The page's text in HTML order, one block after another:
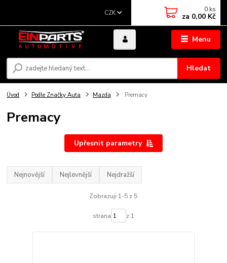
Menu
CZK
Hledat
0 ks
za 0,00 Kč
Úvod Podle Značky Auta Mazda Premacy
Premacy
Upřesnit parametry
Nejnovější Nejlevnější Nejdražší
Zobrazuji 1-5 z 5
strana z 1